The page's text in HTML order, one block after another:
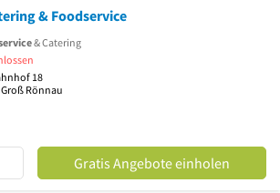
& Foodservice
& Catering
18
Groß Rönnau
Gratis Angebote einholen